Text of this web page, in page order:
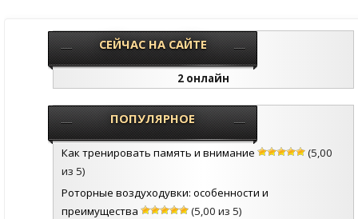
СЕЙЧАС НА САЙТЕ
2 онлайн
ПОПУЛЯРНОЕ
Как тренировать память и внимание
(5,00
из 5)
Роторные воздуходувки: особенности и
преимущества
(5,00 из 5)